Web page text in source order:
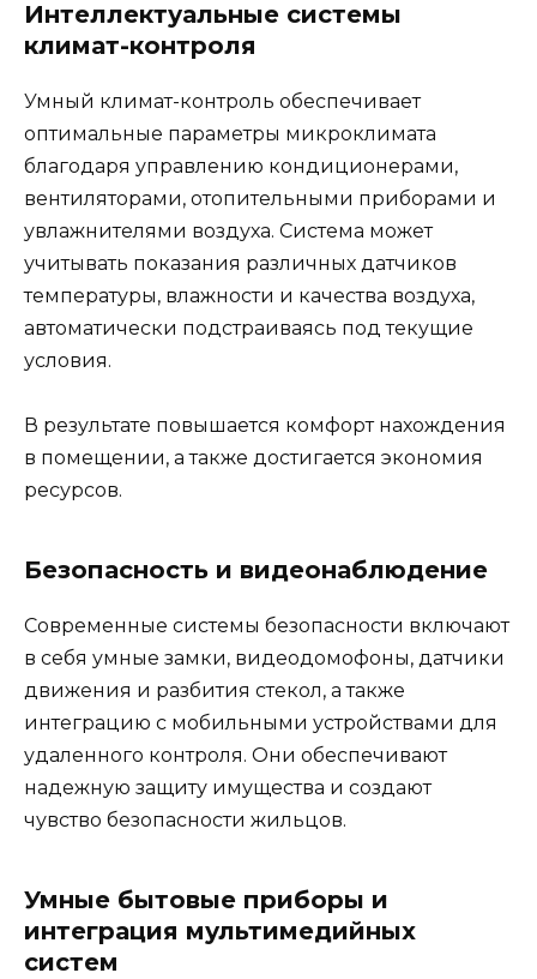
Интеллектуальные системы
климат-контроля
Умный климат-контроль обеспечивает
оптимальные параметры микроклимата
благодаря управлению кондиционерами,
вентиляторами, отопительными приборами и
увлажнителями воздуха. Система может
учитывать показания различных датчиков
температуры, влажности и качества воздуха,
автоматически подстраиваясь под текущие
условия.
В результате повышается комфорт нахождения
в помещении, а также достигается экономия
ресурсов.
Безопасность и видеонаблюдение
Современные системы безопасности включают
в себя умные замки, видеодомофоны, датчики
движения и разбития стекол, а также
интеграцию с мобильными устройствами для
удаленного контроля. Они обеспечивают
надежную защиту имущества и создают
чувство безопасности жильцов.
Умные бытовые приборы и
интеграция мультимедийных
систем